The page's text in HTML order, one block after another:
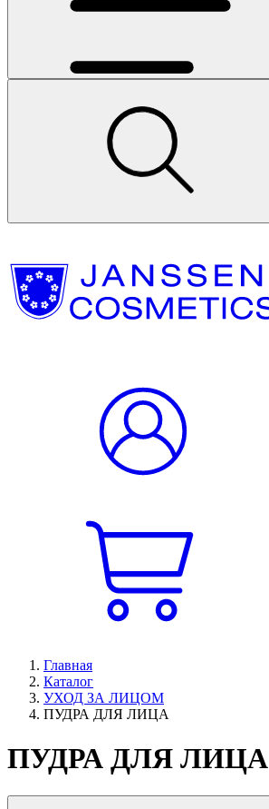
Главная
Каталог
УХОД ЗА ЛИЦОМ
ПУДРА ДЛЯ ЛИЦА
ПУДРА ДЛЯ ЛИЦА